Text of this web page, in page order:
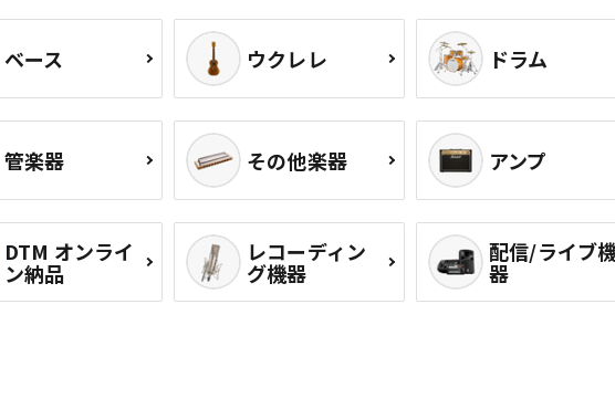
ベース ウクレレ ドラム
管楽器 その他楽器 アンプ
DTM オンライ
ン納品
レコーディン
グ機器
配信/ライブ
器